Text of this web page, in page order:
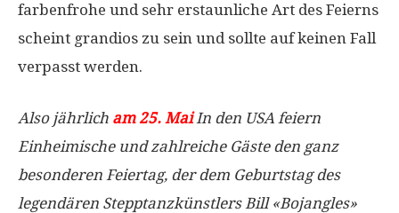
farbenfrohe und sehr erstaunliche Art des Feierns
scheint grandios zu sein und sollte auf keinen Fall
verpasst werden.
Also jährlich am 25. MaiIn den USA feiern
Einheimische und zahlreiche Gäste den ganz
besonderen Feiertag, der dem Geburtstag des
legendären Stepptanzkünstlers Bill «Bojangles»